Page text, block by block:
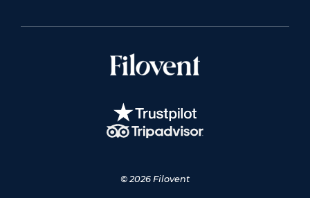
© 2026 Filovent